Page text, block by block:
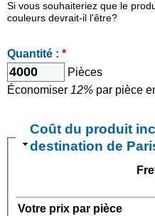
Si vous souhaiteriez que le
couleurs devrait-il l'être?
Quantité : *
Pièces
Économiser 12% par pièce
Coût du produit
destination de
Votre prix par pièce